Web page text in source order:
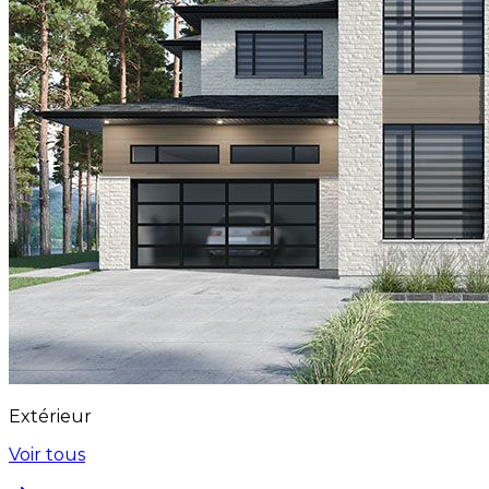
Extérieur
Voir tous